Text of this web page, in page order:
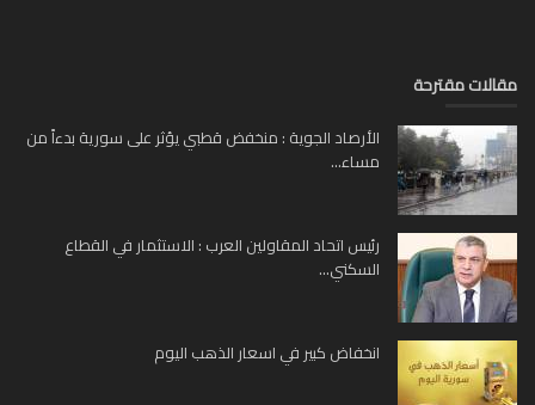
مقترحة
الأرصاد الجوية : منخفض قطبي يؤثر على سورية بدءاً من
مساء...
رئيس اتحاد المقاولين العرب : الاستثمار في القطاع
السكني...
انخفاض كبير في اسعار الذهب اليوم